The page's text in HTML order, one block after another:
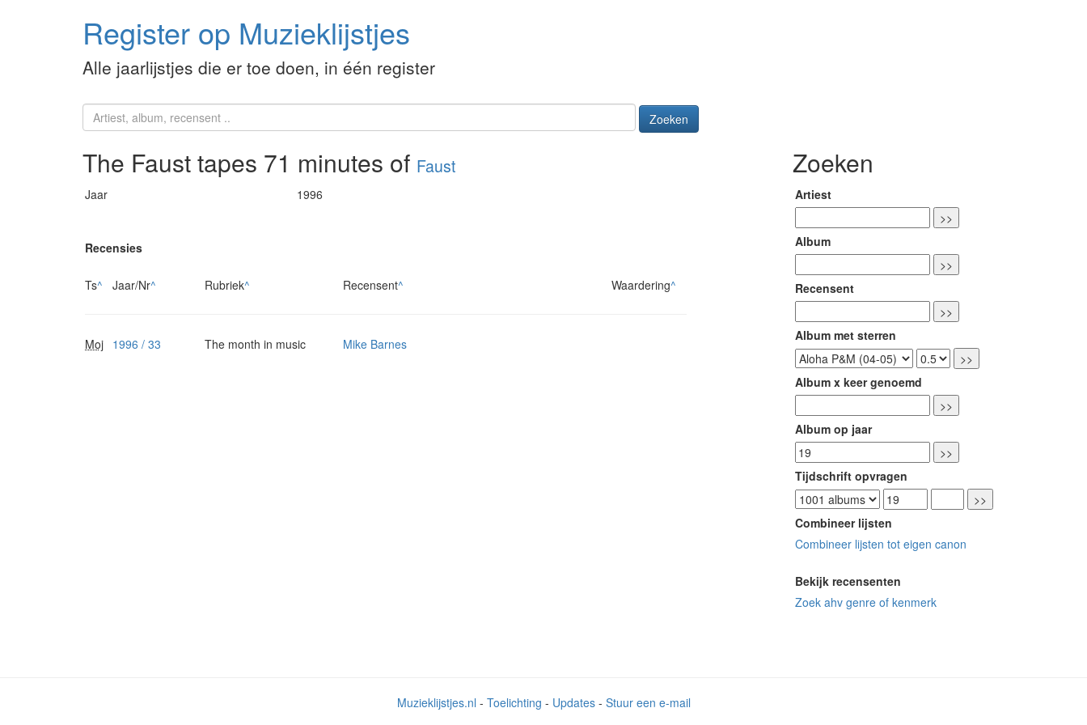
Register op Muzieklijstjes
Alle jaarlijstjes die er toe doen, in één register
Zoeken
The Faust tapes 71 minutes of Faust
Jaar 1996
Recensies
Ts^ Jaar/Nr^ Rubriek^ Recensent^ Waardering^
Moj 1996 / 33 The month in music Mike Barnes
Zoeken
Artiest
Album
Recensent
Album met sterren
Album x keer genoemd
Album op jaar
Tijdschrift opvragen
Combineer lijsten
Combineer lijsten tot eigen canon
Bekijk recensenten
Zoek ahv genre of kenmerk
Muzieklijstjes.nl - Toelichting - Updates- Stuur een e-mail